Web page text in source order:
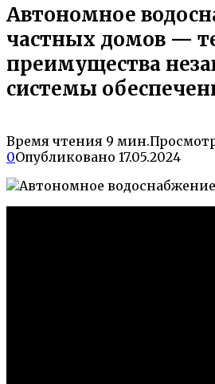
Автономное
частных домов —
преимущества
системы
Время чтения 9 мин.
0Опубликовано 17.05.2024